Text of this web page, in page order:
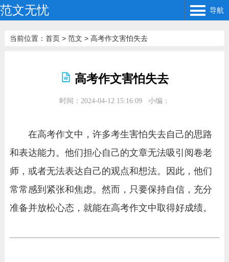
范文无忧 导航
当前位置： 首页> 范文 > 高考作文害怕失去
高考作文害怕失去
时间：2024-04-12 15:16:09 小编：
在高考作文中，许多考生害怕失去自己的思路
和表达能力。他们担心自己的文章无法吸引阅卷老
师，或者无法表达自己的观点和想法。因此，他们
常常感到紧张和焦虑。然而，只要保持自信，充分
准备并放松心态，就能在高考作文中取得好成绩。